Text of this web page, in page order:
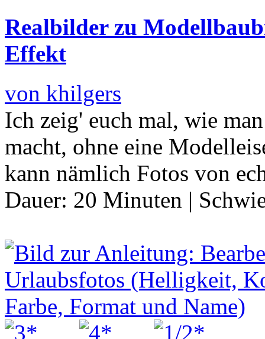
Realbilder zu
Effekt
von khilgers
Ich zeig' euch mal, wie
macht, ohne eine
kann nämlich Fotos von
Dauer: 20 Minuten |